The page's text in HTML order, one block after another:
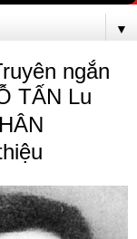
▼
ngắn
TẤN Lu